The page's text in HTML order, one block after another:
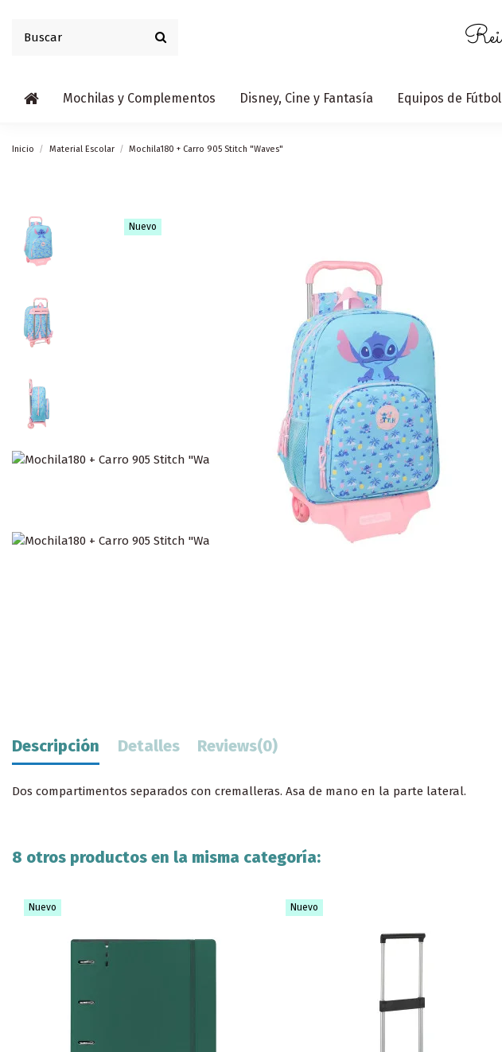
Mochilas y Complementos Disney, Cine y Fantasía Equipos de Fútbol
Inicio Material Escolar Mochila180 + Carro 905 Stitch "Waves"
Nuevo
Descripción Detalles Reviews(0)
Dos compartimentos separados con cremalleras. Asa de mano en la parte lateral.
8 otros productos en la misma categoría:
Nuevo Nuevo